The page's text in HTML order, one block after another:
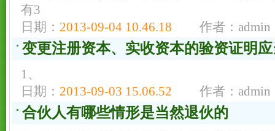
有3
日期： 2013-09-04 10.46.18 作者：admin
变更注册资本、实收资本的验资证明
1、
日期： 2013-09-03 15.06.52 作者：admin
合伙人有哪些情形是当然退伙的